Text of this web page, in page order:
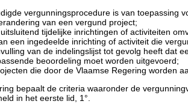
vergunningsprocedure is van toepassing
van een vergund project;
tijdelijke inrichtingen of activiteiten
een ingedeelde inrichting of activiteit die
van de indelingslijst tot gevolg heeft dat
beoordeling moet worden uitgevoerd;
die door de Vlaamse Regering worden
bepaalt de criteria waaronder de
in het eerste lid, 1°.